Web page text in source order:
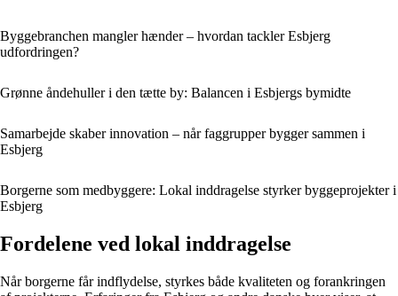
Byggebranchen mangler hænder – hvordan tackler Esbjerg
udfordringen?
Grønne åndehuller i den tætte by: Balancen i Esbjergs bymidte
Samarbejde skaber innovation – når faggrupper bygger sammen i
Esbjerg
Borgerne som medbyggere: Lokal inddragelse styrker byggeprojekter i
Esbjerg
Fordelene ved lokal inddragelse
Når borgerne får indflydelse, styrkes både kvaliteten og forankringen